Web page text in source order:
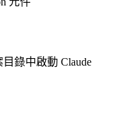
錄中啟動 Claude